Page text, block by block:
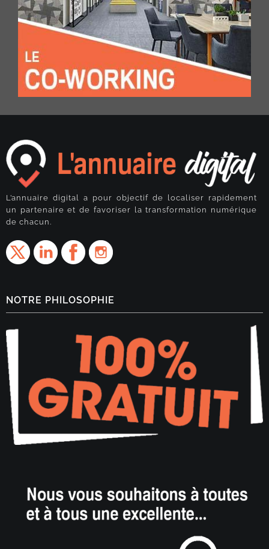
L’annuaire digital a pour objectif de localiser rapidement
un partenaire et de favoriser la transformation numérique
de chacun.
NOTRE PHILOSOPHIE